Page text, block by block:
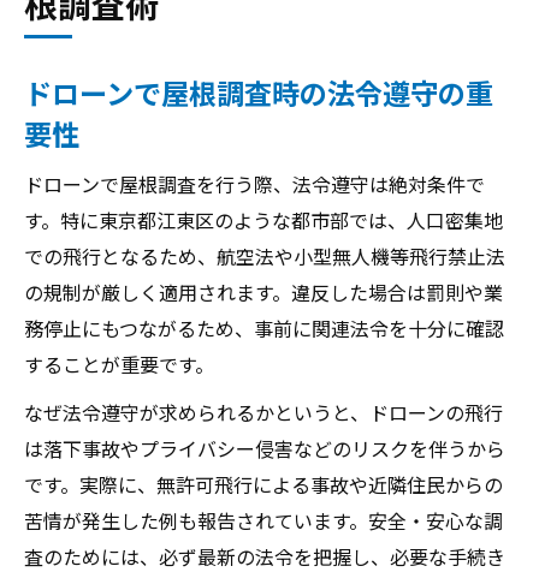
ドローンで屋根調査時の法令遵守の重
要性
ドローンで屋根調査を行う際、法令遵守は絶対条件で
す。特に東京都江東区のような都市部では、人口密集地
での飛行となるため、航空法や小型無人機等飛行禁止法
の規制が厳しく適用されます。違反した場合は罰則や業
務停止にもつながるため、事前に関連法令を十分に確認
することが重要です。
なぜ法令遵守が求められるかというと、ドローンの飛行
は落下事故やプライバシー侵害などのリスクを伴うから
です。実際に、無許可飛行による事故や近隣住民からの
苦情が発生した例も報告されています。安全・安心な調
査のためには、必ず最新の法令を把握し、必要な手続き